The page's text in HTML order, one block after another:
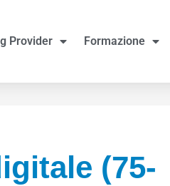
Provider Formazione
(75-